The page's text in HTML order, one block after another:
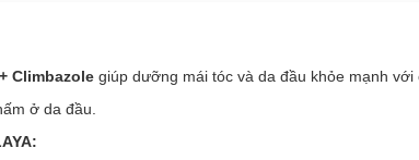
Chứa lên đến 80 loại khoáng chất khác nhau chính là
và tăng cường lưu thông máu.
Climbazole giúp dưỡng mái tóc và da đầu khỏe mạnh với
ở da đầu.